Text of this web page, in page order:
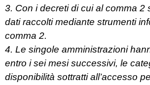
3. Con i decreti di cui al comma 2
dati raccolti mediante strumenti
comma 2.
4. Le singole amministrazioni
entro i sei mesi successivi, le
disponibilità sottratti all’accesso